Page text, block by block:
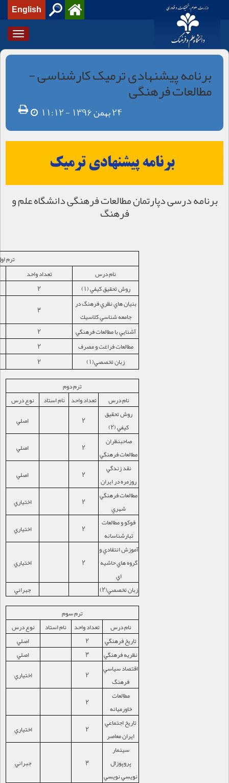
English
برنامه پیشنهادی ترمیک کارشناسی -
مطالعات فرهنگی
24 بهمن 1396 - 11:12
برنامه درسی دپارتمان مطالعات فرهنگی دانشگاه علم و
فرهنگ
ترم
نام درس
تعداد واحد
روش تحقيق كيفي (1)
2
بنيان هاي نظري فرهنگ در
جامعه شناسي كلاسيك
3
آشنايي با مطالعات فرهنگي
2
مطالعات فراغت و مصرف
2
زبان تخصصي(1)
2
ترم دوم
نام درس
تعداد واحد نام استاد
نوع درس
روش تحقيق
كيفي (2)
2
اصلي
صاحبنظران
مطالعات فرهنگي
2
اصلي
نقد زندگي
روزمره در ايران
2
اصلي
مطالعات فرهنگي
شهري
2
اختياري
فوكو و مطالعات
تبارشناسانه
2
اختياري
آموزش انتقادي و
گروه هاي حاشيه
اي
2 اختياري
زبان تخصصي(2)
جبراني
ترم سوم
نام درس
تعداد واحد نام استاد
نوع درس
تاريخ فرهنگي
2
اصلي
نظريه فرهنگي
3
اصلي
اقتصاد سياسي
فرهنگ
2
اختياري
مطالعات
خاورميانه
2
تاريخ اجتماعي
ايران معاصر
2
اختياري
سينمار
پروپوزال
نويسي نويسي
3 جبراني